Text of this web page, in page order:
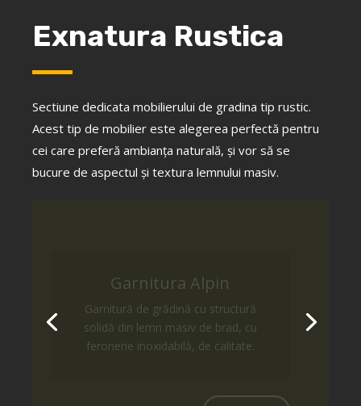
Exnatura Rustica
Sectiune dedicata mobilierului de gradina tip rustic.
Acest tip de mobilier este alegerea perfectă pentru
cei care preferă ambianţa naturală, şi vor să se
bucure de aspectul şi textura lemnului masiv.
Garnitură de grădină cu structură
solidă din lemn masiv de brad, cu
feronerie inoxidabilă, de calitate.
Vezi detalii